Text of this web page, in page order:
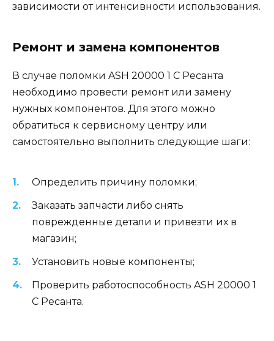
зависимости от интенсивности использования.
Ремонт и замена компонентов
В случае поломки ASН 20000 1 С Ресанта
необходимо провести ремонт или замену
нужных компонентов. Для этого можно
обратиться к сервисному центру или
самостоятельно выполнить следующие шаги:
Определить причину поломки;
Заказать запчасти либо снять
поврежденные детали и привезти их в
магазин;
Установить новые компоненты;
Проверить работоспособность ASН 20000 1
С Ресанта.